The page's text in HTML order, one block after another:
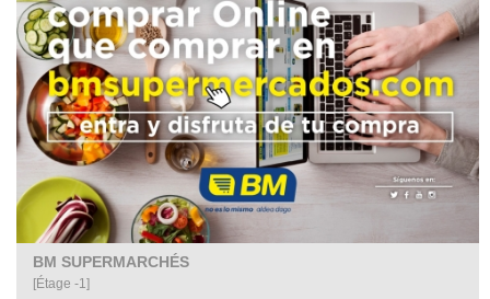
BM SUPERMARCHÉS
[Étage -1]